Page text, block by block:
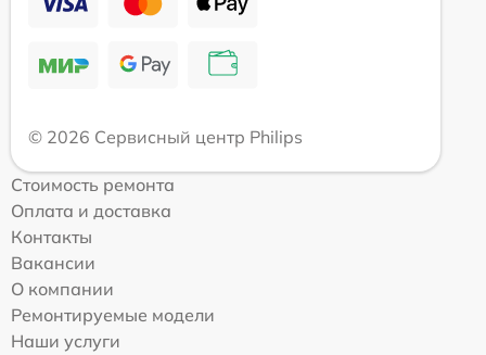
© 2026 Сервисный центр Philips
Стоимость ремонта
Оплата и доставка
Контакты
Вакансии
О компании
Ремонтируемые модели
Наши услуги